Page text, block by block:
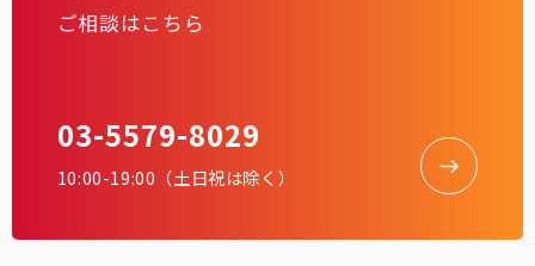
ご相談はこちら
03-5579-8029
10:00-19:00（土日祝は除く）